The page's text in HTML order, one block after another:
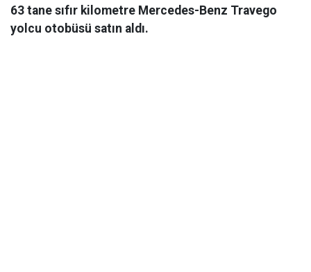
63 tane sıfır kilometre Mercedes-Benz Travego
yolcu otobüsü satın aldı.